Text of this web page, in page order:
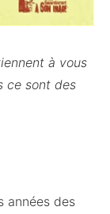
à vous
ce sont des
années des